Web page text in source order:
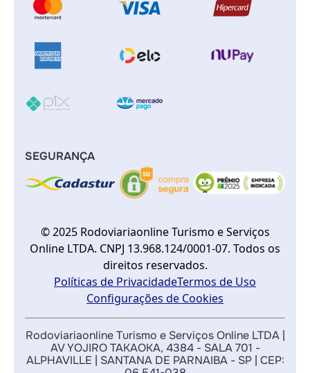
SEGURANÇA
© 2025 Rodoviariaonline Turismo e Serviços
Online LTDA. CNPJ 13.968.124/0001-07. Todos os
direitos reservados.
Políticas de PrivacidadeTermos de Uso
Configurações de Cookies
Rodoviariaonline Turismo e Serviços Online LTDA |
AV YOJIRO TAKAOKA, 4384 - SALA 701 -
ALPHAVILLE | SANTANA DE PARNAIBA - SP | CEP: